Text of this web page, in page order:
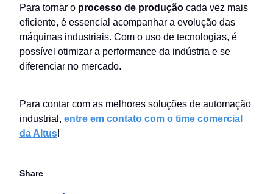
Para tornar o processo de produção cada vez mais
eficiente, é essencial acompanhar a evolução das
máquinas industriais. Com o uso de tecnologias, é
possível otimizar a performance da indústria e se
diferenciar no mercado.
Para contar com as melhores soluções de automação
industrial, entre em contato com o time comercial
da Altus!
Share